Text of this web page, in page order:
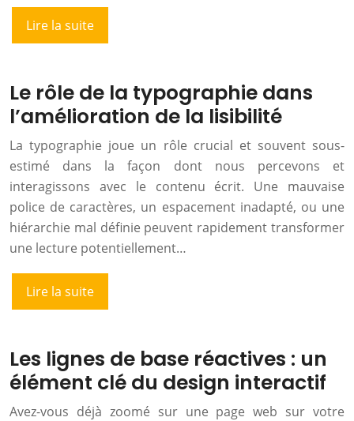
Lire la suite
Le rôle de la typographie dans
l’amélioration de la lisibilité
La typographie joue un rôle crucial et souvent sous-
estimé dans la façon dont nous percevons et
interagissons avec le contenu écrit. Une mauvaise
police de caractères, un espacement inadapté, ou une
hiérarchie mal définie peuvent rapidement transformer
une lecture potentiellement…
Lire la suite
Les lignes de base réactives : un
élément clé du design interactif
Avez-vous déjà zoomé sur une page web sur votre